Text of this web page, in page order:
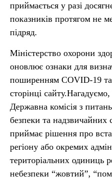
приймається у разі
показників протягом не
підряд.
Міністерство охорони
оновлює ознаки для
поширенням COVID-19 та
сторінці
Державна комісія з
безпеки та надзвичайних
приймає рішення про
регіону або окремих
територіальних одиниць
небезпеки “жовтий”,